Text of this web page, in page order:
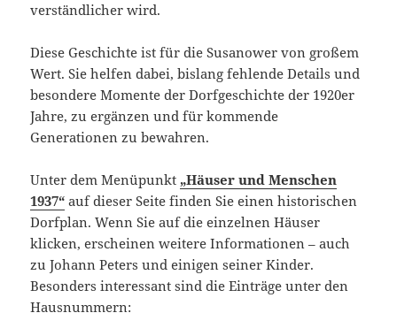
verständlicher wird.
Diese Geschichte ist für die Susanower von großem
Wert. Sie helfen dabei, bislang fehlende Details und
besondere Momente der Dorfgeschichte der 1920er
Jahre, zu ergänzen und für kommende
Generationen zu bewahren.
Unter dem Menüpunkt „Häuser und Menschen
1937“ auf dieser Seite finden Sie einen historischen
Dorfplan. Wenn Sie auf die einzelnen Häuser
klicken, erscheinen weitere Informationen – auch
zu Johann Peters und einigen seiner Kinder.
Besonders interessant sind die Einträge unter den
Hausnummern: